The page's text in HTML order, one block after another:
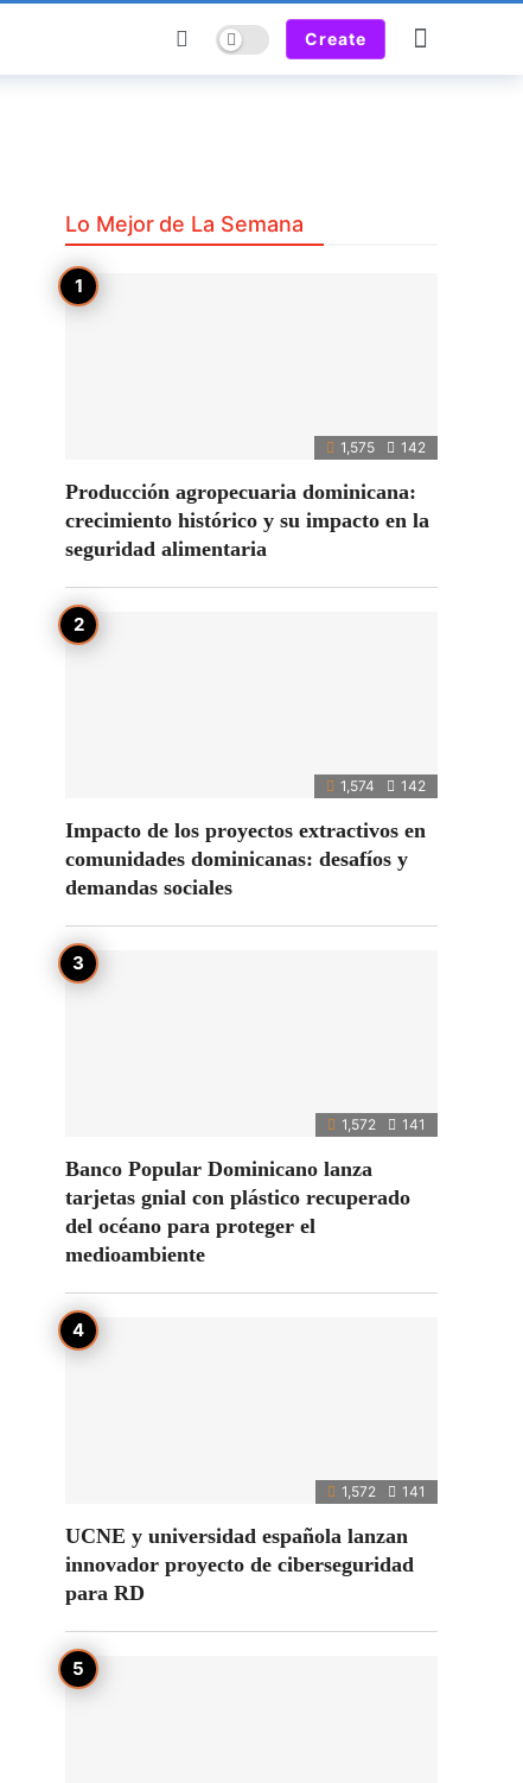
Dark mode Create
Lo Mejor de La Semana
1,575 142
Producción agropecuaria dominicana:
crecimiento histórico y su impacto en la
seguridad alimentaria
1,574 142
Impacto de los proyectos extractivos en
comunidades dominicanas: desafíos y
demandas sociales
1,572 141
Banco Popular Dominicano lanza
tarjetas gnial con plástico recuperado
del océano para proteger el
medioambiente
1,572 141
UCNE y universidad española lanzan
innovador proyecto de ciberseguridad
para RD